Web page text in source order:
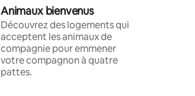
Animaux bienvenus
Découvrez des logements qui
acceptent les animaux de
compagnie pour emmener
votre compagnon à quatre
pattes.